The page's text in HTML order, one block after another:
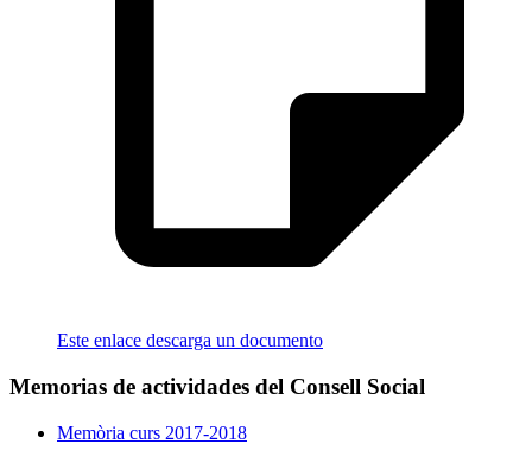
Este enlace descarga un documento
Memorias de actividades del Consell Social
Memòria curs 2017-2018